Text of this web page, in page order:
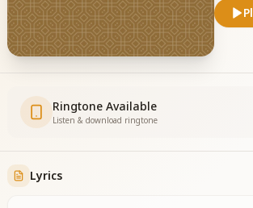
Ringtone Available
Listen & download ringtone
Lyrics